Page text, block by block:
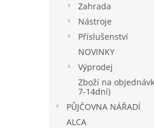
Zahrada
Nástroje
Příslušenství
NOVINKY
Výprodej
Zboží na
7-14dní)
PŮJČOVNA NÁŘADÍ
ALCA